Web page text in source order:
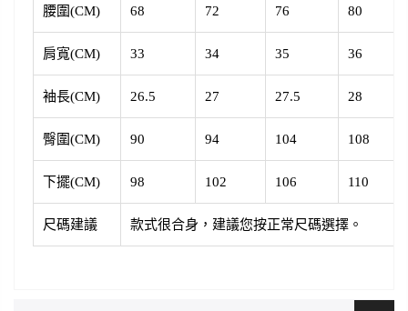
腰圍(CM) 68 72 76 80
肩寬(CM) 33 34 35 36
袖長(CM) 26.5 27 27.5 28
臀圍(CM) 90 94 104 108
下擺(CM) 98 102 106 110
尺碼建議 款式很合身，建議您按正常尺碼選擇。